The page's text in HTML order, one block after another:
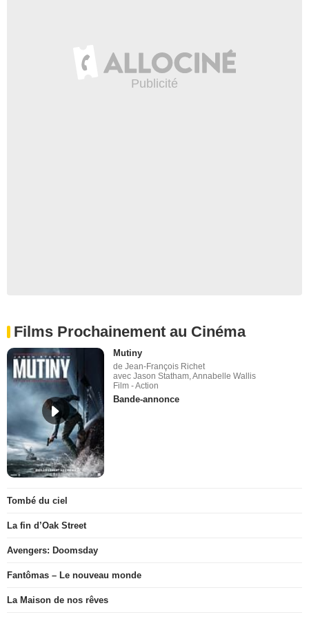
Films Prochainement au Cinéma
Mutiny
de Jean-François Richet
avec Jason Statham, Annabelle Wallis
Film - Action
Bande-annonce
Tombé du ciel
La fin d’Oak Street
Avengers: Doomsday
Fantômas – Le nouveau monde
La Maison de nos rêves